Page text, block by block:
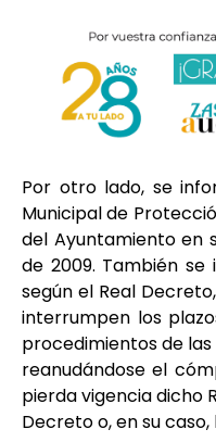
Por otro lado, se
Municipal de
del Ayuntamiento en
de 2009. También
según el Real
interrumpen los
procedimientos de
reanudándose el
pierda vigencia dicho
Decreto o, en su